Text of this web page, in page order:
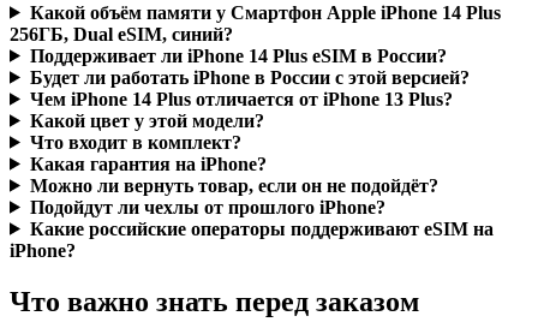
Какой объём памяти у Смартфон Apple iPhone 14 Plus
256ГБ, Dual eSIM, синий?
Поддерживает ли iPhone 14 Plus eSIM в России?
Будет ли работать iPhone в России с этой версией?
Чем iPhone 14 Plus отличается от iPhone 13 Plus?
Какой цвет у этой модели?
Что входит в комплект?
Какая гарантия на iPhone?
Можно ли вернуть товар, если он не подойдёт?
Подойдут ли чехлы от прошлого iPhone?
Какие российские операторы поддерживают eSIM на
iPhone?
Что важно знать перед заказом